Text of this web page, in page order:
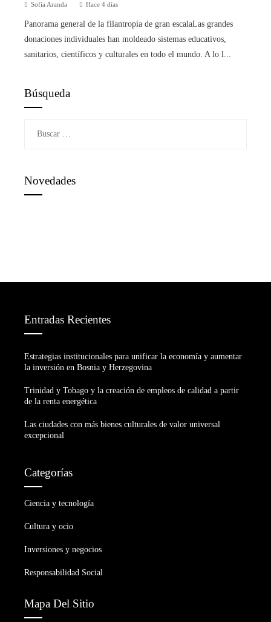
Sofía Aranda Hace 4 días
Panorama general de la filantropía de gran escalaLas grandes
donaciones individuales han moldeado sistemas educativos,
sanitarios, científicos y culturales en todo el mundo. A lo l...
Búsqueda
Novedades
Entradas Recientes
Estrategias institucionales para unificar la economía y aumentar
la inversión en Bosnia y Herzegovina
Trinidad y Tobago y la creación de empleos de calidad a partir
de la renta energética
Las ciudades con más bienes culturales de valor universal
excepcional
Categorías
Ciencia y tecnología
Cultura y ocio
Inversiones y negocios
Responsabilidad Social
Mapa Del Sitio